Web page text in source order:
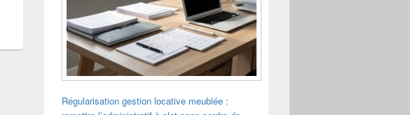
Régularisation gestion locative meublée :